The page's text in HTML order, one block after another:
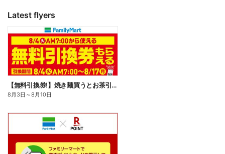
Latest flyers
【無料引換券!】焼き麺買うとお茶引換券貰える!
8月3日 ～8月10日